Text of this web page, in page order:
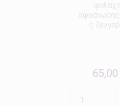
ς
65,00